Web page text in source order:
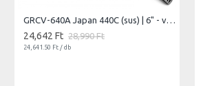
GRCV-640A Japan 440C (sus) | 6" - vágóél hossz 6,5 cm - teljes hossz 15,2 cm
24,642 Ft 28,990 Ft
24,641.50 Ft / db